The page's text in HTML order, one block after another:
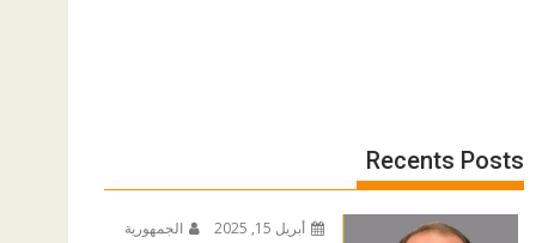
Recents Posts
أبريل 15, 2025 الجمهورية